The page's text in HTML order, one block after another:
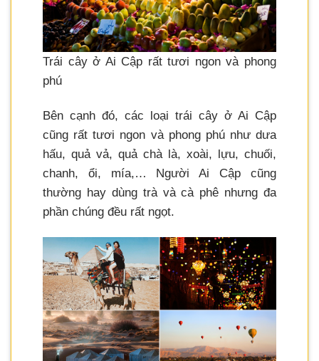
Trái cây ở Ai Cập rất tươi ngon và phong
phú
Bên cạnh đó, các loại trái cây ở Ai Cập
cũng rất tươi ngon và phong phú như dưa
hấu, quả vả, quả chà là, xoài, lựu, chuối,
chanh, ổi, mía,… Người Ai Cập cũng
thường hay dùng trà và cà phê nhưng đa
phần chúng đều rất ngọt.